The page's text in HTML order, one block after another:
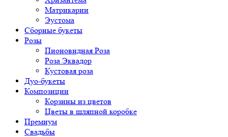
Матрикарии
Эустома
Сборные букеты
Розы
Пионовидная Роза
Роза Эквадор
Кустовая роза
Дуо-букеты
Композиции
Корзины из цветов
Цветы в шляпной коробке
Премиум
Свадьбы